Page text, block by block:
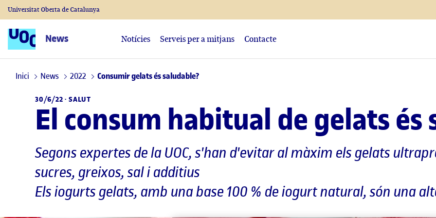
Universitat Oberta de Catalunya
News Notícies Serveis per a mitjans Contacte
Inici News 2022 Consumir gelats és saludable?
30/6/22 · SALUT
El consum habitual de gelats és
Segons expertes de la UOC, s'han d'evitar al màxim els gelats
sucres, greixos, sal i additius
Els iogurts gelats, amb una base 100 % de iogurt natural, són una